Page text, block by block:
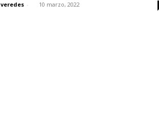
veredes - 10 marzo, 2022